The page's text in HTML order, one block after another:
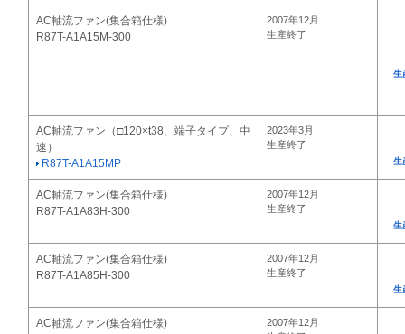
AC軸流ファン(集合箱仕様)
R87T-A1A15M-300
2007年12月
生産終了
生
AC軸流ファン（□120×t38、端子タイプ、中
速）
R87T-A1A15MP
2023年3月
生産終了
生
AC軸流ファン(集合箱仕様)
R87T-A1A83H-300
2007年12月
生産終了
生
AC軸流ファン(集合箱仕様)
R87T-A1A85H-300
2007年12月
生産終了
生
AC軸流ファン(集合箱仕様)
2007年12月